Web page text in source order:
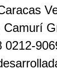
Camurí
0212-